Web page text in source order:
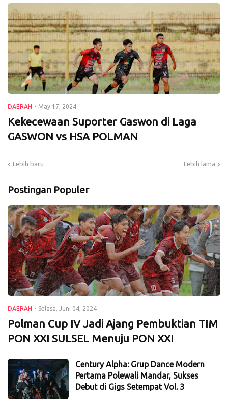
DAERAH - May 17, 2024
Kekecewaan Suporter Gaswon di Laga
GASWON vs HSA POLMAN
Lebih baru Lebih lama
Postingan Populer
DAERAH - Selasa, Juni 04, 2024
Polman Cup IV Jadi Ajang Pembuktian TIM
PON XXI SULSEL Menuju PON XXI
Century Alpha: Grup Dance Modern
Pertama Polewali Mandar, Sukses
Debut di Gigs Setempat Vol. 3